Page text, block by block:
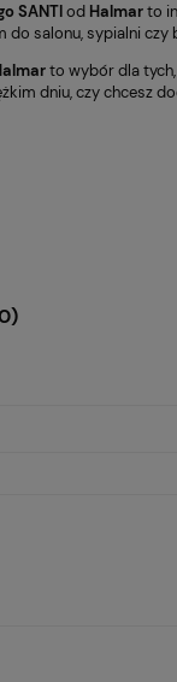
SANTIod Halmarto
do salonu, sypialni
to wybór dla
dniu, czy chcesz